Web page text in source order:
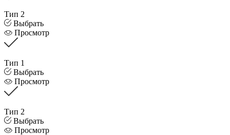
Тип 2
Выбрать
Просмотр
Тип 1
Выбрать
Просмотр
Тип 2
Выбрать
Просмотр